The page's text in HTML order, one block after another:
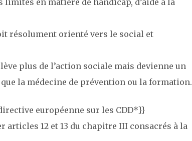
résolument orienté vers le social et
plus de l’action sociale mais devienne un
la médecine de prévention ou la formation.
européenne sur les CDD*}}
articles 12 et 13 du chapitre III consacrés à la